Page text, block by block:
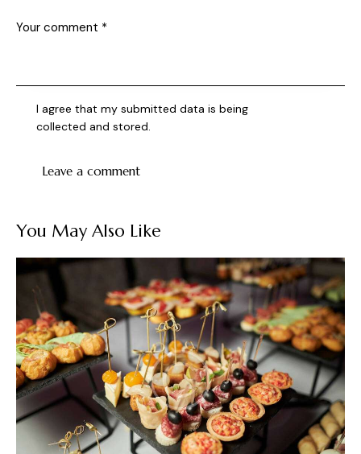
I agree that my submitted data is being
collected and stored.
You May Also Like